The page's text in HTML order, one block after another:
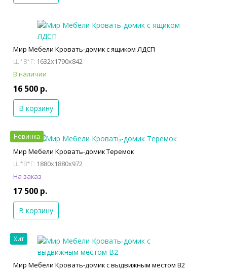
Мир Мебели Кровать-домик с ящиком ЛДСП
Ш*В*Г: 1632x1790x842
В наличии
16 500 р.
В корзину
Новинка
Мир Мебели Кровать-домик Теремок
Ш*В*Г: 1880x1880x972
На заказ
17 500 р.
В корзину
Хит
Мир Мебели Кровать-домик с выдвижным местом В2